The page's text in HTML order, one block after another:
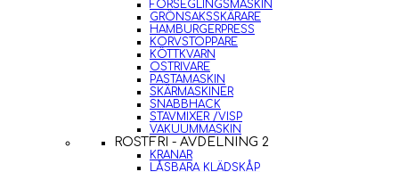
FÖRSEGLINGSMASKIN
GRÖNSAKSSKÄRARE
HAMBURGERPRESS
KORVSTOPPARE
KÖTTKVARN
OSTRIVARE
PASTAMASKIN
SKÄRMASKINER
SNABBHACK
STAVMIXER /VISP
VAKUUMMASKIN
ROSTFRI - AVDELNING 2
KRANAR
LÅSBARA KLÄDSKÅP